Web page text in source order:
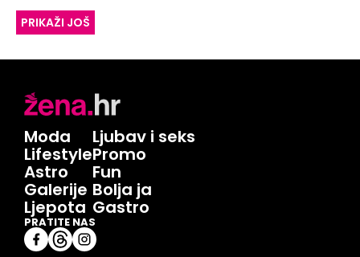
PRIKAŽI JOŠ
Moda
Lifestyle
Astro
Galerije
Ljepota
Ljubav i seks
Promo
Fun
Bolja ja
Gastro
PRATITE NAS